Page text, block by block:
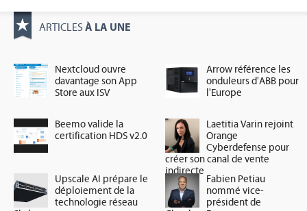
ARTICLES À LA UNE
Nextcloud ouvre
davantage son App
Store aux ISV
Arrow référence les
onduleurs d'ABB pour
l'Europe
Beemo valide la
certification HDS v2.0
Laetitia Varin rejoint
Orange
Cyberdefense pour
créer son canal de vente
indirecte
Upscale AI prépare le
déploiement de la
technologie réseau
Fabien Petiau
nommé vice-
président de